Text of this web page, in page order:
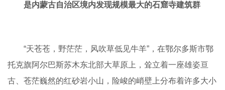
是内蒙古自治区境内发现规模最大的石窟寺建筑群
“天苍苍，野茫茫，风吹草低见牛羊”，在鄂尔多斯市鄂
托克旗阿尔巴斯苏木东北部大草原上，耸立着一座雄姿亘
古、苍茫巍然的红砂岩小山，险峻的峭壁上分布着许多大小